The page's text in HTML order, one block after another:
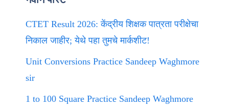
CTET Result 2026: केंद्रीय शिक्षक पात्रता परीक्षेचा
निकाल जाहीर; येथे पहा तुमचे मार्कशीट!
Unit Conversions Practice Sandeep Waghmore
sir
1 to 100 Square Practice Sandeep Waghmore